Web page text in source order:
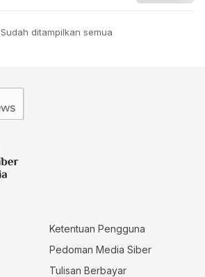
Sudah ditampilkan semua
Ketentuan Pengguna
Pedoman Media Siber
Tulisan Berbayar